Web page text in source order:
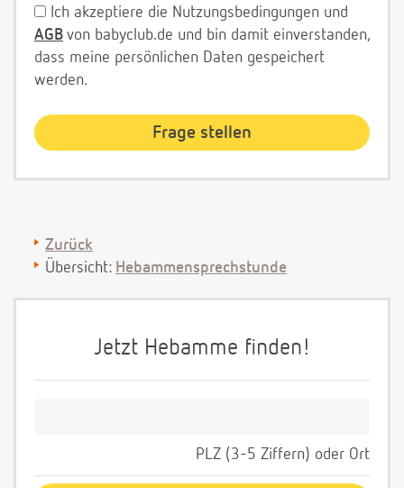
Ich akzeptiere die Nutzungsbedingungen und
AGB von babyclub.de und bin damit einverstanden,
dass meine persönlichen Daten gespeichert
werden.
Zurück
Übersicht: Hebammensprechstunde
Jetzt Hebamme finden!
PLZ (3-5 Ziffern) oder Ort